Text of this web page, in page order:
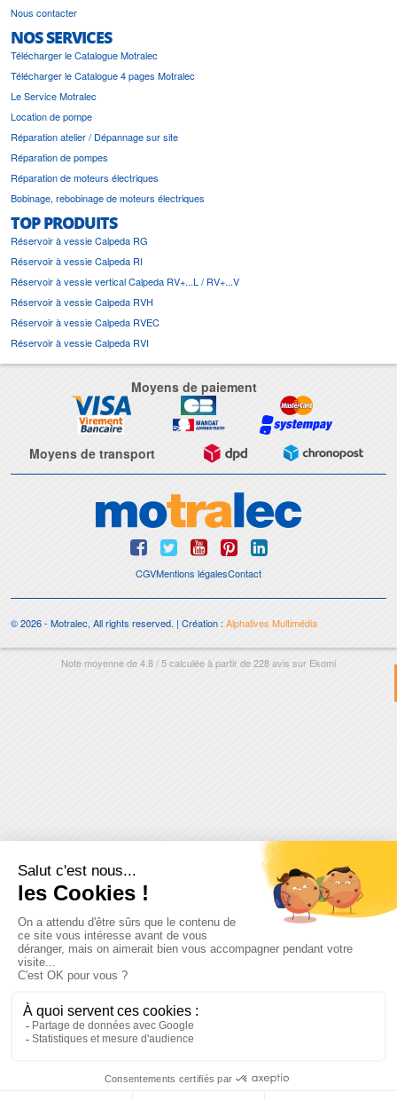
Nous contacter
NOS SERVICES
Télécharger le Catalogue Motralec
Télécharger le Catalogue 4 pages Motralec
Le Service Motralec
Location de pompe
Réparation atelier / Dépannage sur site
Réparation de pompes
Réparation de moteurs électriques
Bobinage, rebobinage de moteurs électriques
TOP PRODUITS
Réservoir à vessie Calpeda RG
Réservoir à vessie Calpeda RI
Réservoir à vessie vertical Calpeda RV+...L / RV+...V
Réservoir à vessie Calpeda RVH
Réservoir à vessie Calpeda RVEC
Réservoir à vessie Calpeda RVI
Moyens de paiement
Moyens de transport
CGVMentions légalesContact
© 2026 - Motralec, All rights reserved. | Création :Alphalives Multimédia
Note moyenne de4.8/5calculée à partir de228avis sur Ekomi